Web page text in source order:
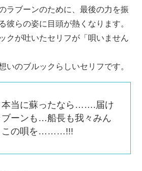
ラブーンのために、最後の力を振
彼らの姿に目頭が熱くなります。
クが吐いたセリフが「唄いません
いのブルックらしいセリフです。
当に蘇ったなら…….届け
ブーンも…船長も我々みん
この唄を………!!!